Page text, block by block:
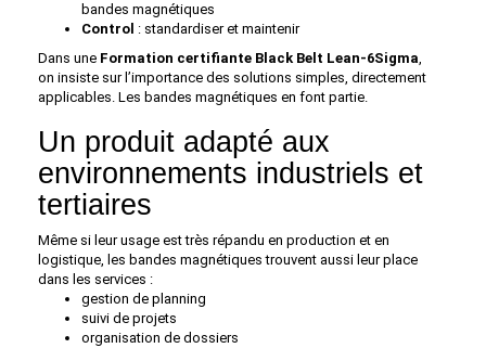
bandes magnétiques
Control : standardiser et maintenir
Dans une Formation certifiante Black Belt Lean-6Sigma,
on insiste sur l’importance des solutions simples, directement
applicables. Les bandes magnétiques en font partie.
Un produit adapté aux
environnements industriels et
tertiaires
Même si leur usage est très répandu en production et en
logistique, les bandes magnétiques trouvent aussi leur place
dans les services :
gestion de planning
suivi de projets
organisation de dossiers